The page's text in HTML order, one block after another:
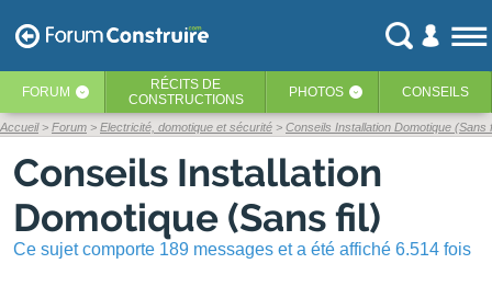
FORUM ‹ RÉCITS DE
CONSTRUCTIONS
PHOTOS ‹ CONSEILS
Accueil Forum Electricité, domotique et sécurité Conseils Installation Domotique (Sans
Conseils Installation
Domotique (Sans fil)
Ce sujet comporte 189 messages et a été affiché 6.514 fois